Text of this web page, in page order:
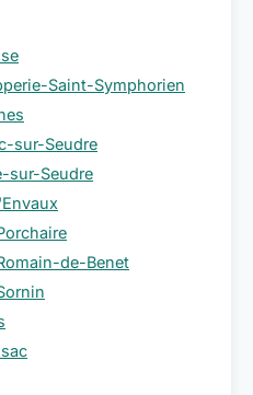
Saint-Symphorien
sur-Seudre
sur-Seudre
de-Benet